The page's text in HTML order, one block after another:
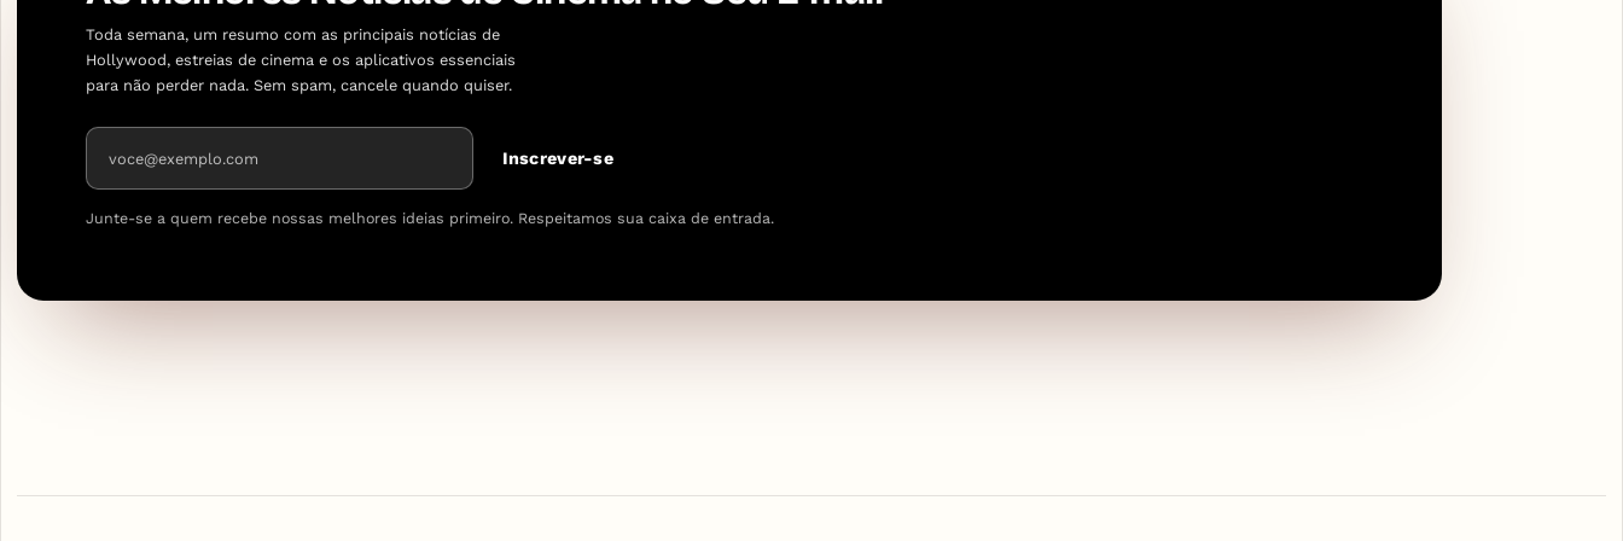
Toda semana, um resumo com as principais notícias de
Hollywood, estreias de cinema e os aplicativos essenciais
para não perder nada. Sem spam, cancele quando quiser.
Endereço de e-mail
Inscrever-se
Junte-se a quem recebe nossas melhores ideias primeiro. Respeitamos sua caixa de entrada.